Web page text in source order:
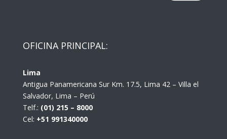
OFICINA PRINCIPAL:
Lima
Antigua Panamericana Sur Km. 17.5, Lima 42 – Villa el
Salvador, Lima – Perú
Telf.: (01) 215 – 8000
Cel: +51 991340000